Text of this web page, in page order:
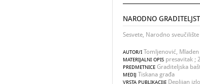
NARODNO
Sesvete, Narodno
AUTOR/I Tomljenović,
MATERIJALNI OPIS presavitak ;
PREDMETNICE Graditeljska
MEDIJ Tiskana građa
VRSTA PUBLIKACIJE Deplijan